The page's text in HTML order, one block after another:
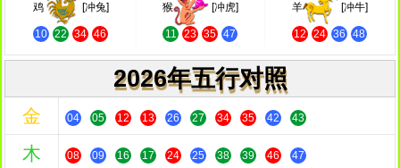
鸡 [冲兔]
10 22 34 46
猴 [冲虎]
11 23 35 47
羊 [冲牛]
12 24 36 48
2026年五行对照
金 04 05 12 13 26 27 34 35 42 43
木 08 09 16 17 24 25 38 39 46 47